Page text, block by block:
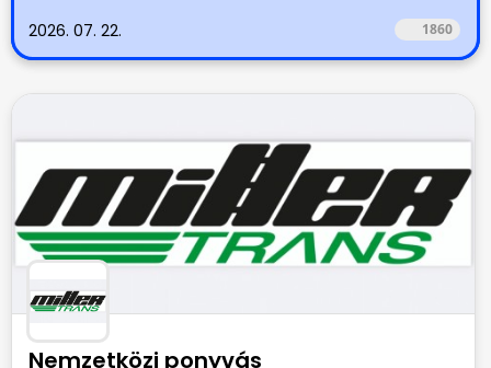
2026. 07. 22. 1860
Nemzetközi ponyvás